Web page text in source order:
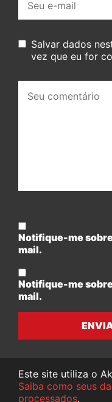
mail:
Salvar dados
vez que eu for
comentário:
Notifique-me
mail.
Notifique-me
mail.
Este site utiliza o
Saiba como seus
processados.